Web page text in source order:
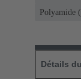
Polyamide
Détails